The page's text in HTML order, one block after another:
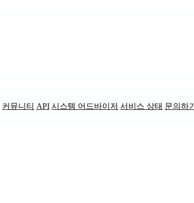
커뮤니티 API 시스템 어드바이저 서비스 상태 문의하기